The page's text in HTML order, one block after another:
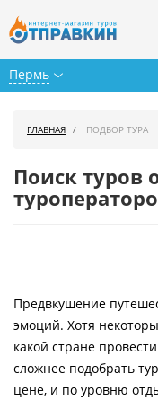
Пермь
Горящие туры
Страны
Как купить
ГЛАВНАЯ ПОДБОР ТУРА
Поиск туров
Предвкушение
эмоций. Хотя
какой стране
сложнее подобрать
цене, и по уровню